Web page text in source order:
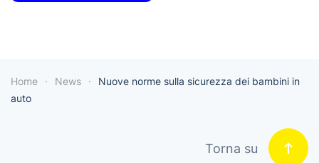
Home News
Nuove norme sulla sicurezza dei bambini in
auto
Torna su